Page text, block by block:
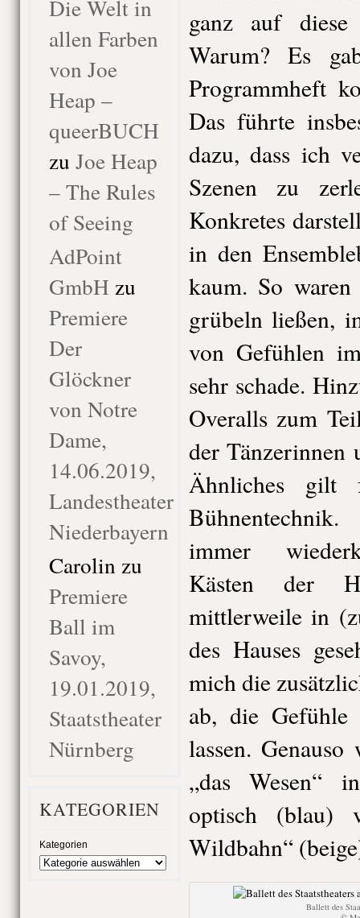
Die Welt in
allen Farben
von Joe
Heap –
queerBUCH
zu Joe Heap
– The Rules
of Seeing
AdPoint
GmbH zu
Premiere
Der
Glöckner
von Notre
Dame,
14.06.2019,
Landestheater
Niederbayern
Carolin zu
Premiere
Ball im
Savoy,
19.01.2019,
Staatstheater
Nürnberg
KATEGORIEN
Kategorien
ganz auf diese
Warum? Es
Programmheft
Das führte
dazu, dass ich
Szenen zu
Konkretes
in den
kaum. So
grübeln ließen,
von Gefühlen
sehr schade.
Overalls zum
der Tänzerinnen
Ähnliches gilt
immer
Kästen der
mittlerweile in
des Hauses
mich die
ab, die Gefühle
lassen.
„das Wesen“
optisch (blau)
Wildbahn“
Ballett des